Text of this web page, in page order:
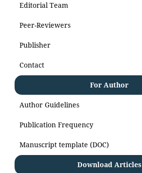
Editorial Team
Peer-Reviewers
Publisher
Contact
For Author
Author Guidelines
Publication Frequency
Manuscript template (DOC)
Download Articles